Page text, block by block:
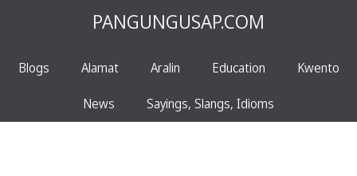
PANGUNGUSAP.COM
Blogs Alamat Aralin Education Kwento
News Sayings, Slangs, Idioms